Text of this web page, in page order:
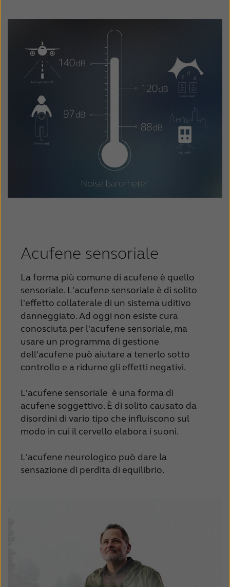
Sverige
Türkçe United Kingdom
United States
عربي
Acufene sensoriale
La forma più comune di acufene è quello
sensoriale. L'acufene sensoriale è di solito
l'effetto collaterale di un sistema uditivo
danneggiato. Ad oggi non esiste cura
conosciuta per l'acufene sensoriale, ma
usare un programma di gestione
dell'acufene può aiutare a tenerlo sotto
controllo e a ridurne gli effetti negativi.
L'acufene sensoriale è una forma di
acufene soggettivo. È di solito causato da
disordini di vario tipo che influiscono sul
modo in cui il cervello elabora i suoni.
L'acufene neurologico può dare la
sensazione di perdita di equilibrio.